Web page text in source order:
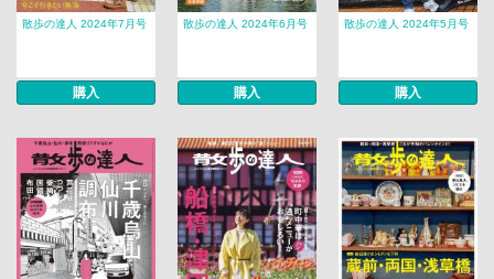
散歩の達人 2024年7月号
購入
散歩の達人 2024年6月号
購入
散歩の達人 2024年5月号
購入